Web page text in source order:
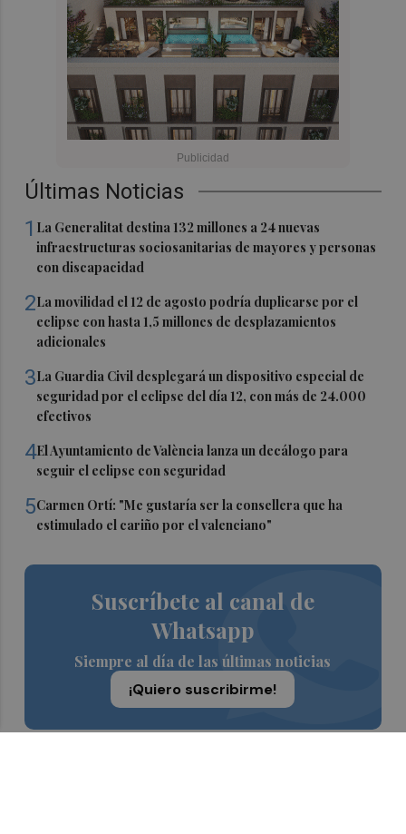
Últimas Noticias
1 La Generalitat destina 132 millones a 24 nuevas
infraestructuras sociosanitarias de mayores y personas
con discapacidad
2La movilidad el 12 de agosto podría duplicarse por el
eclipse con hasta 1,5 millones de desplazamientos
adicionales
3La Guardia Civil desplegará un dispositivo especial de
seguridad por el eclipse del día 12, con más de 24.000
efectivos
4El Ayuntamiento de València lanza un decálogo para
seguir el eclipse con seguridad
5Carmen Ortí: "Me gustaría ser la consellera que ha
estimulado el cariño por el valenciano"
Suscríbete al canal de
Whatsapp
Siempre al día de las últimas noticias
¡Quiero suscribirme!